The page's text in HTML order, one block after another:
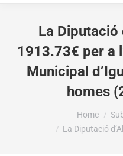
La Diputació
1913.73€ per a
Municipal
homes
Home
La Diputació